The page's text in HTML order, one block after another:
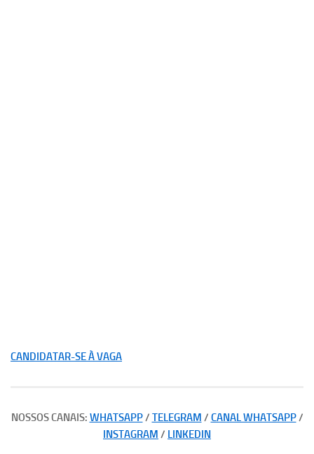
CANDIDATAR-SE À VAGA
NOSSOS CANAIS: WHATSAPP/ TELEGRAM / CANAL WHATSAPP/
INSTAGRAM / LINKEDIN